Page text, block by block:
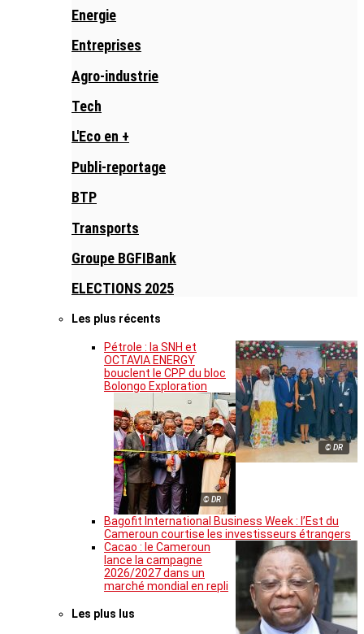
Energie
Entreprises
Agro-industrie
Tech
L'Eco en +
Publi-reportage
BTP
Transports
Groupe BGFIBank
ELECTIONS 2025
Les plus récents
© DR
Pétrole : la SNH et
OCTAVIA ENERGY
bouclent le CPP du bloc
Bolongo Exploration
© DR
Bagofit International Business Week : l’Est du
Cameroun courtise les investisseurs étrangers
Cacao : le Cameroun
lance la campagne
2026/2027 dans un
marché mondial en repli
Les plus lus